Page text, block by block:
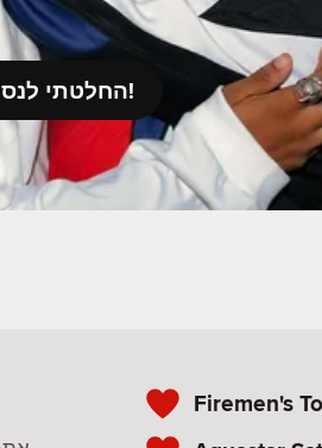
החלטתי לנסות!
Firemen's